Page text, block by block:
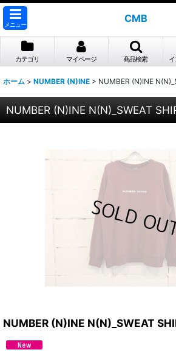
メニュー
CMB
カテゴリ マイページ 商品検索
ホーム > NUMBER (N)INE > NUMBER (N)INE
NUMBER (N)INE N(N)_SWEAT
NUMBER (N)INE N(N)_SWEAT